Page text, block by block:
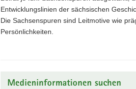
Entwicklungslinien der sächsischen
Die Sachsenspuren sind Leitmotive wie
Persönlichkeiten.
Medieninformationen suchen